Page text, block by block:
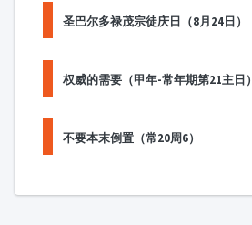
圣巴尔多禄茂宗徒庆日（8月24日）
权威的需要（甲年-常年期第21主日）
不要本末倒置（常20周6）